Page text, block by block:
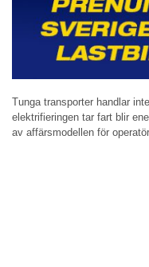
Tunga transporter handlar
elektrifieringen tar fart blir
av affärsmodellen för